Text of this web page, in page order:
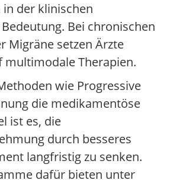
der klinischen
Bei chronischen
Migräne setzen Ärzte
multimodale Therapien.
wie Progressive
die medikamentöse
ist es, die
durch besseres
langfristig zu senken.
dafür bieten unter